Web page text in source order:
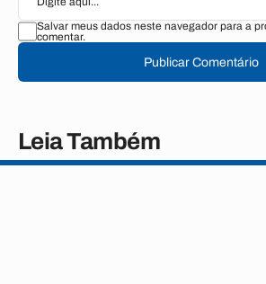
Salvar meus dados neste navegador para a
comentar.
Publicar Comentário
Leia Também